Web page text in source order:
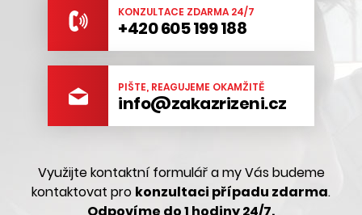
KONZULTACE ZDARMA 24/7
+420 605 199 188
PIŠTE, REAGUJEME OKAMŽITĚ
info@zakazrizeni.cz
Využijte kontaktní formulář a my Vás budeme
kontaktovat pro konzultaci případu zdarma.